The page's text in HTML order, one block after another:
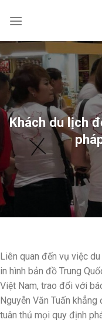
Khách du lịch
Liên quan đến vụ việc
in hình bản đồ Trung
Việt Nam, trao đổi với
Nguyễn Văn Tuấn
tuân thủ mọi quy định